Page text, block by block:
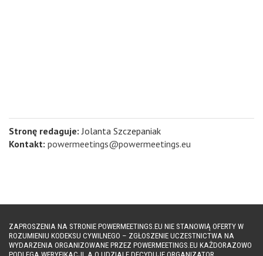
Stronę redaguje: Jolanta Szczepaniak
Kontakt: powermeetings@powermeetings.eu
ZAPROSZENIA NA STRONIE POWERMEETINGS.EU NIE STANOWIĄ OFERTY W
ROZUMIENIU KODEKSU CYWILNEGO – ZGŁOSZENIE UCZESTNICTWA NA
WYDARZENIA ORGANIZOWANE PRZEZ POWERMEETINGS.EU KAŻDORAZOWO